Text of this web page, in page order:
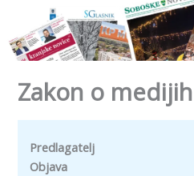
Zakon o
Predlagatelj
Objava